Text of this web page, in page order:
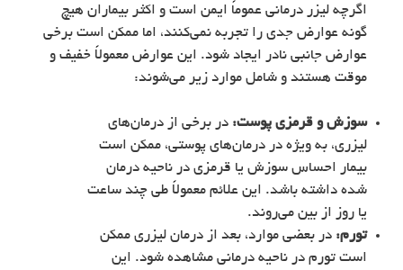
اگرچه لیزر درمانی عموماً ایمن است و اکثر بیماران هیچ
گونه عوارض جدی را تجربه نمی‌کنند، اما ممکن است برخی
عوارض جانبی نادر ایجاد شود. این عوارض معمولاً خفیف و
موقت هستند و شامل موارد زیر می‌شوند:
سوزش و قرمزی پوست: در برخی از درمان‌های
لیزری، به ویژه در درمان‌های پوستی، ممکن است
بیمار احساس سوزش یا قرمزی در ناحیه درمان
شده داشته باشد. این علائم معمولاً طی چند ساعت
یا روز از بین می‌روند.
تورم: در بعضی موارد، بعد از درمان لیزری ممکن
است تورم در ناحیه درمانی مشاهده شود. این